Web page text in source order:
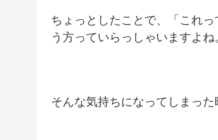
ちょっとしたことで、「これ
う方っていらっしゃいますよね
そんな気持ちになってしまっ